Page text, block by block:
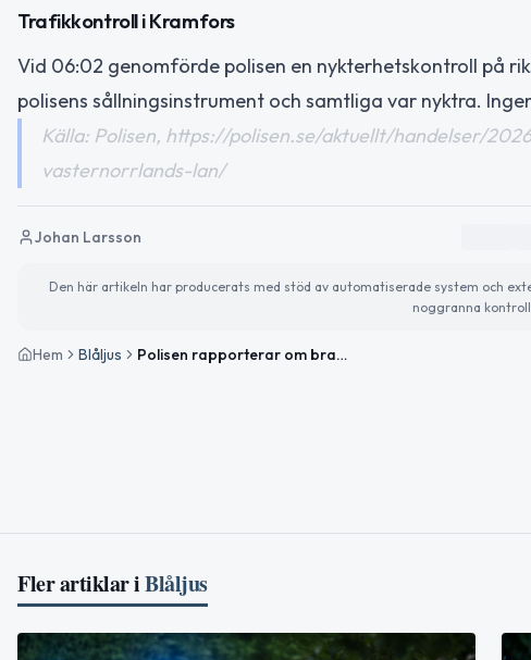
Trafikkontroll i Kramfors
Vid 06:02 genomförde polisen en nykterhetskontroll på
polisens sållningsinstrument och samtliga var nyktra.
Källa: Polisen, https://polisen.se/aktuellt/handelser/
vasternorrlands-lan/
Johan Larsson
Den här artikeln har producerats med stöd av automatiserade system och
noggranna
Hem Blåljus Polisen rapporterar om brand, narkotikabrott och trafikkontroll i Västernorrland
Fler artiklar iBlåljus